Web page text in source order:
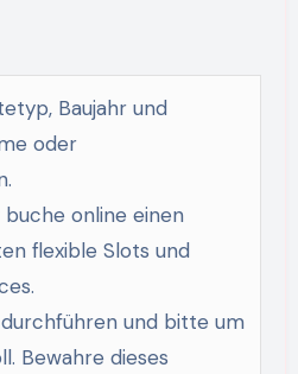
Baujahr und
oder
buche online einen
flexible Slots und
und bitte um
Bewahre dieses